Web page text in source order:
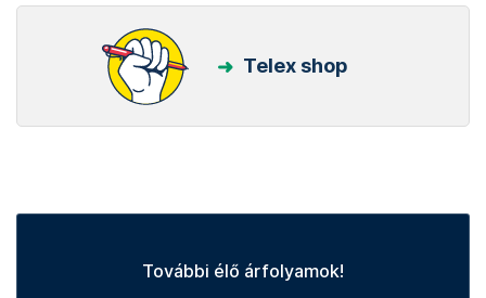
Telex shop
További élő árfolyamok!